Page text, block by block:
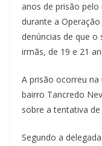
anos de prisão
durante a
denúncias de que
irmãs, de 19 e 21
A prisão ocorreu
bairro Tancredo
sobre a tentativa
Segundo a